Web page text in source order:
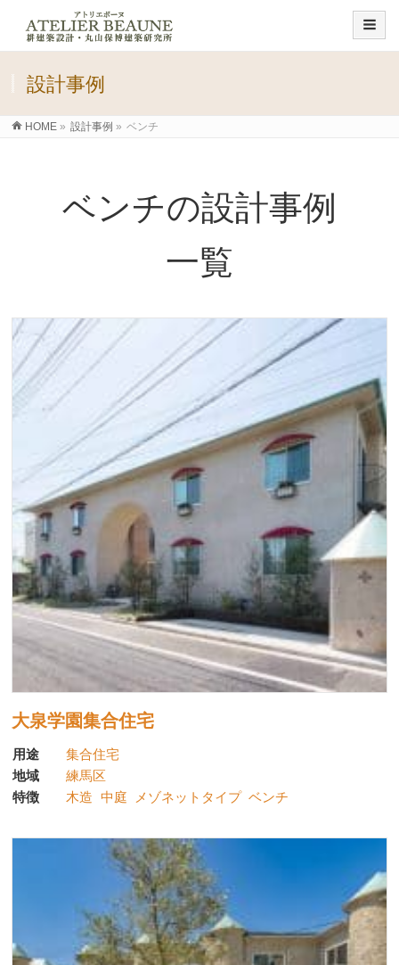
設計事例
HOME » 設計事例 » ベンチ
ベンチの設計事例
一覧
大泉学園集合住宅
用途
集合住宅
地域
練馬区
特徴
木造 中庭 メゾネットタイプ ベンチ